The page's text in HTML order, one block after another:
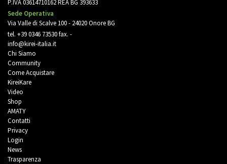
P.IVA 03614710162 REA BG 393633
Sede Operativa
Via Valle di Scalve 100 - 24020 Onore BG
tel. +39 0346 73530fax. -
info@kirei-italia.it
Chi Siamo
Community
Come Acquistare
KireiKare
Video
Shop
AMATY
Contatti
Privacy
Login
News
Trasparenza